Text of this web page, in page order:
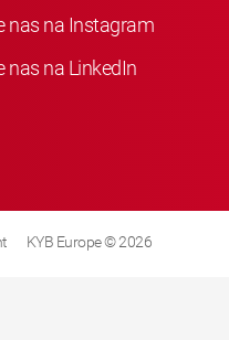
nas na Instagram
nas na LinkedIn
KYB Europe © 2026